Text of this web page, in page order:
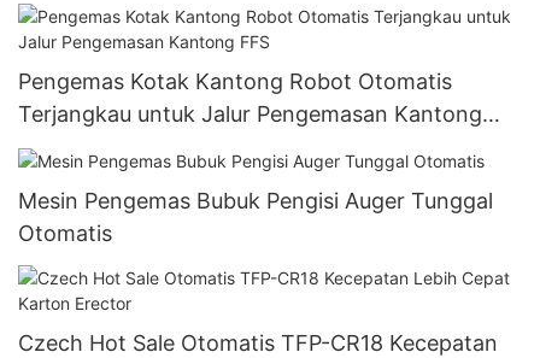
Pengemas Kotak Kantong Robot Otomatis
Terjangkau untuk Jalur Pengemasan Kantong
FFS
Mesin Pengemas Bubuk Pengisi Auger Tunggal
Otomatis
Czech Hot Sale Otomatis TFP-CR18 Kecepatan